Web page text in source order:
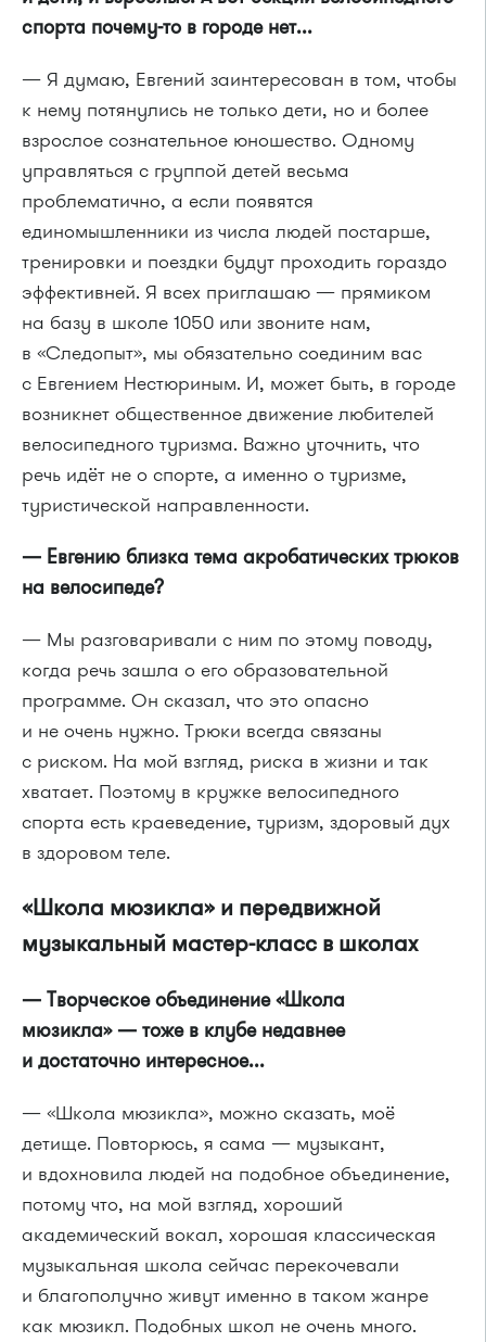
спорта почему-то в городе нет...
— Я думаю, Евгений заинтересован в том, чтобы
к нему потянулись не только дети, но и более
взрослое сознательное юношество. Одному
управляться с группой детей весьма
проблематично, а если появятся
единомышленники из числа людей постарше,
тренировки и поездки будут проходить гораздо
эффективней. Я всех приглашаю — прямиком
на базу в школе 1050 или звоните нам,
в «Следопыт», мы обязательно соединим вас
с Евгением Нестюриным. И, может быть, в городе
возникнет общественное движение любителей
велосипедного туризма. Важно уточнить, что
речь идёт не о спорте, а именно о туризме,
туристической направленности.
— Евгению близка тема акробатических трюков
на велосипеде?
— Мы разговаривали с ним по этому поводу,
когда речь зашла о его образовательной
программе. Он сказал, что это опасно
и не очень нужно. Трюки всегда связаны
с риском. На мой взгляд, риска в жизни и так
хватает. Поэтому в кружке велосипедного
спорта есть краеведение, туризм, здоровый дух
в здоровом теле.
«Школа мюзикла» и передвижной
музыкальный мастер-класс в школах
— Творческое объединение «Школа
мюзикла» — тоже в клубе недавнее
и достаточно интересное...
— «Школа мюзикла», можно сказать, моё
детище. Повторюсь, я сама — музыкант,
и вдохновила людей на подобное объединение,
потому что, на мой взгляд, хороший
академический вокал, хорошая классическая
музыкальная школа сейчас перекочевали
и благополучно живут именно в таком жанре
как мюзикл. Подобных школ не очень много.